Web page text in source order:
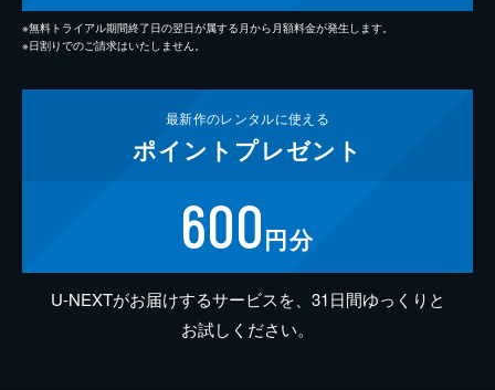
※無料トライアル期間終了日の翌日が属する月から月額料金が発生します。
※日割りでのご請求はいたしません。
最新作のレンタルに使える
ポイント プレゼント
600円分
U-NEXTがお届けするサービスを、31日間ゆっくりと
お試しください。